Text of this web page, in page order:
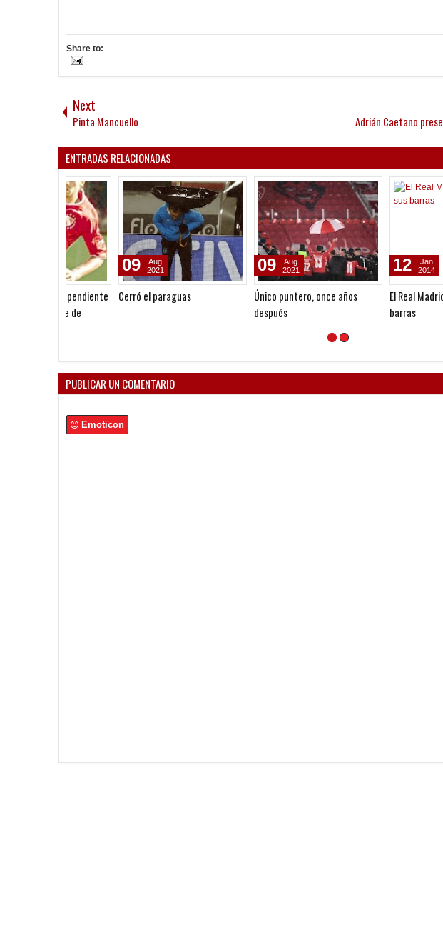
Share to:
Next
Pinta Mancuello Adrián Caetano
ENTRADAS RELACIONADAS
Cerró el paraguas
09
Aug
2021
Único puntero, once años
09
Aug
2021
El Real Madrid expulsó a
12
Jan
2014
PUBLICAR UN COMENTARIO
Emoticon